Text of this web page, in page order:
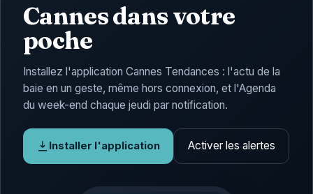
Cannes dans votre
poche
Installez l'application Cannes Tendances : l'actu de la
baie en un geste, même hors connexion, et l'Agenda
du week-end chaque jeudi par notification.
Installer l'application Activer les alertes